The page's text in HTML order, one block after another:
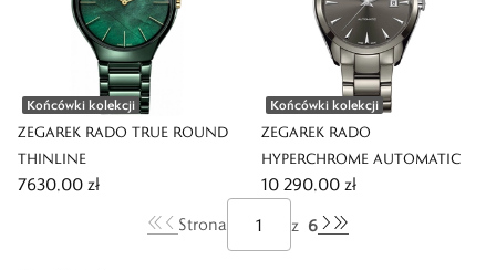
Końcówki kolekcji
ZEGAREK RADO TRUE ROUND
THINLINE
7630,00 zł
Końcówki kolekcji
ZEGAREK RADO
HYPERCHROME AUTOMATIC
10 290,00 zł
Strona
z 6